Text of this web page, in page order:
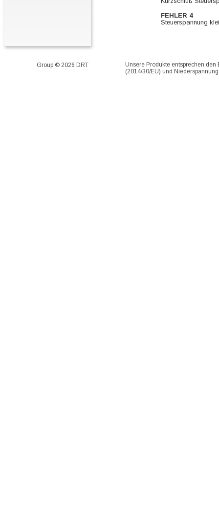
FEHLER 4
Steuerspannung
Unsere Produkte entsprechen
(2014/30/EU) und
Group © 2026 DRT